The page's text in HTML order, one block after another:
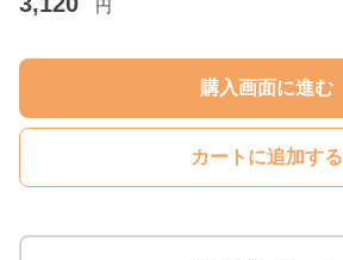
円
購入画面に進む
カートに追加する